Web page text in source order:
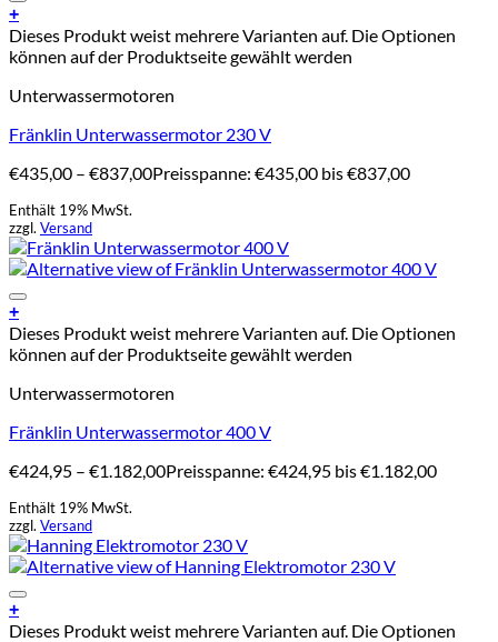
+
Dieses Produkt weist mehrere Varianten auf. Die Optionen
können auf der Produktseite gewählt werden
Unterwassermotoren
Fränklin Unterwassermotor 230 V
€435,00 – €837,00Preisspanne: €435,00 bis €837,00
Enthält 19% MwSt.
zzgl. Versand
+
Dieses Produkt weist mehrere Varianten auf. Die Optionen
können auf der Produktseite gewählt werden
Unterwassermotoren
Fränklin Unterwassermotor 400 V
€424,95 – €1.182,00Preisspanne: €424,95 bis €1.182,00
Enthält 19% MwSt.
zzgl. Versand
+
Dieses Produkt weist mehrere Varianten auf. Die Optionen